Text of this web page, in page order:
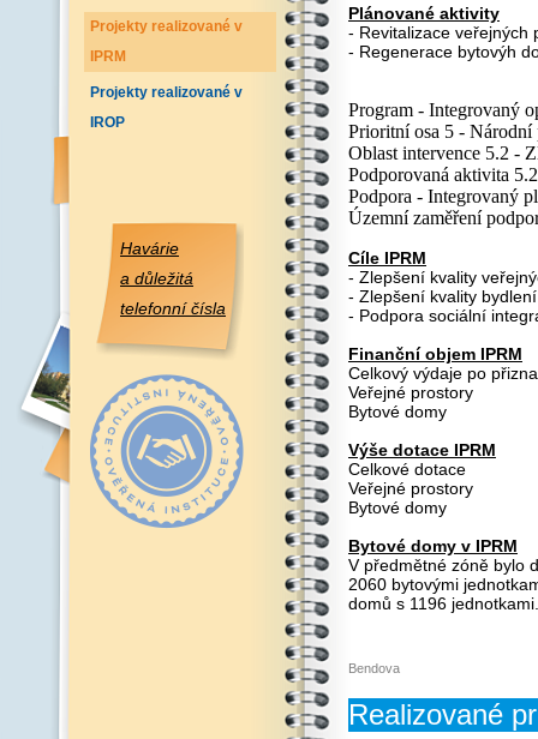
Projekty realizované v
IPRM
Projekty realizované v
IROP
Havárie
a důležitá
telefonní čísla
Plánované aktivity
- Revitalizace veřejných
- Regenerace bytovýh
Program - Integrovaný
Prioritní osa 5 - Národní
Oblast intervence 5.2 -
Podporovaná aktivita
Podpora - Integrovaný
Územní zaměření
Cíle IPRM
- Zlepšení kvality
- Zlepšení kvality
- Podpora sociální
Finanční objem IPRM
Celkový výdaje po
Veřejné
Bytové
Výše dotace IPRM
Celkové
Veřejné
Bytové
Bytové domy v IPRM
V předmětné zóně bylo
2060 bytovými
domů s 1196 jednotkami.
Bendova
Realizované